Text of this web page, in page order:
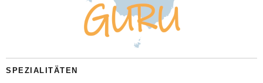
SPEZIALITÄTEN